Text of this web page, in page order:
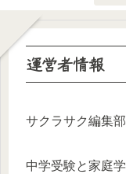
運営者情報
サクラサク編集部
中学受験と家庭